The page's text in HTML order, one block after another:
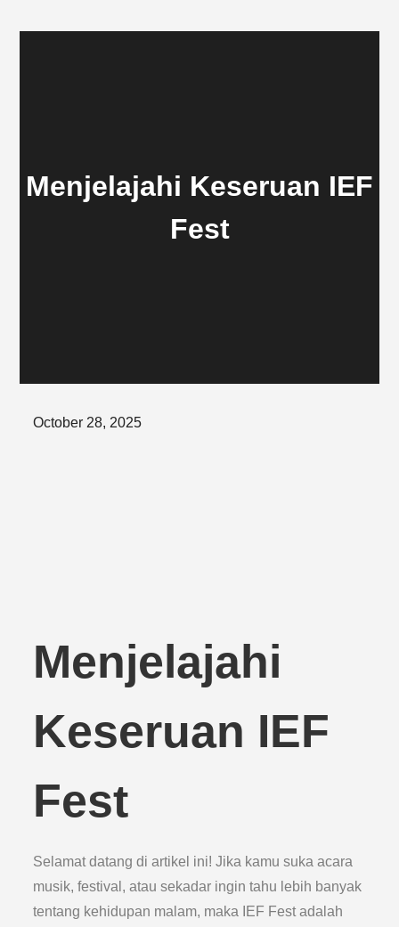
Menjelajahi Keseruan IEF
Fest
Posted
October 28, 2025
Menjelajahi
Keseruan IEF
Fest
Selamat datang di artikel ini! Jika kamu suka acara
musik, festival, atau sekadar ingin tahu lebih banyak
tentang kehidupan malam, maka IEF Fest adalah